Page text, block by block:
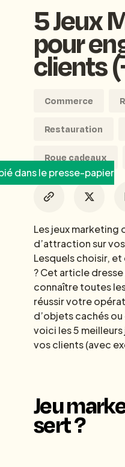
5 Jeux
pour
clients
Commerce
Restauration
Roue cadeaux
dans le presse-papier
Les jeux marketing
d’attraction sur
Lesquels choisir,
? Cet article
connaître toutes
réussir votre
d’objets cachés
voici les 5
vos clients (avec
Jeu
sert ?